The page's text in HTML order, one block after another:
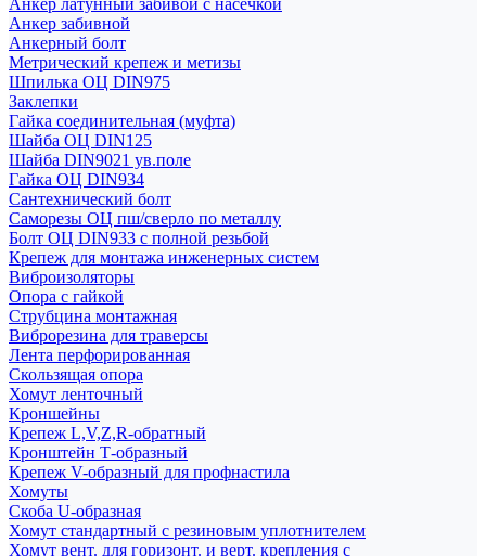
Анкер латунный забивой с насечкой
Анкер забивной
Анкерный болт
Метрический крепеж и метизы
Шпилька ОЦ DIN975
Заклепки
Гайка соединительная (муфта)
Шайба ОЦ DIN125
Шайба DIN9021 ув.поле
Гайка ОЦ DIN934
Сантехнический болт
Саморезы ОЦ пш/сверло по металлу
Болт ОЦ DIN933 с полной резьбой
Крепеж для монтажа инженерных систем
Виброизоляторы
Опора с гайкой
Струбцина монтажная
Виброрезина для траверсы
Лента перфорированная
Скользящая опора
Хомут ленточный
Кроншейны
Крепеж L,V,Z,R-обратный
Кронштейн Т-образный
Крепеж V-образный для профнастила
Хомуты
Скоба U-образная
Хомут стандартный с резиновым уплотнителем
Хомут вент. для горизонт. и верт. крепления с